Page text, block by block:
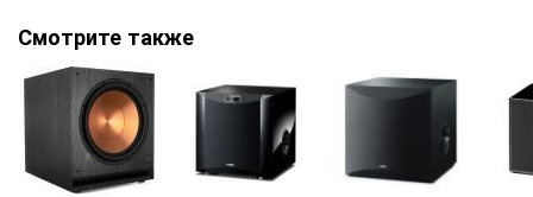
Диапазон частот, Гц
Мощность сабвуфера, Вт
Смотрите также